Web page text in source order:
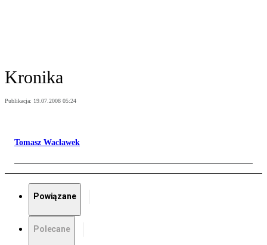
Kronika
Publikacja: 19.07.2008 05:24
Tomasz Wacławek
Powiązane
Polecane